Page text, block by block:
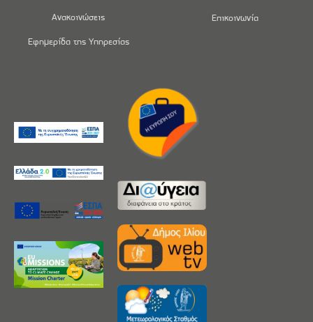
Ανακοινώσεις
Εφημερίδα της Υπηρεσίας
Επικοινωνία